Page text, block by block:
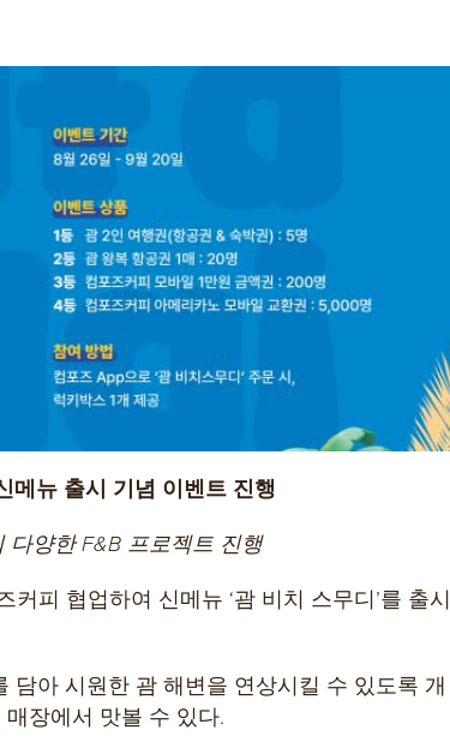
메뉴 출시 기념 이벤트 진행
다양한 F&B 프로젝트 진행
피 협업하여 신메뉴 ‘괌 비치 스무디’를 출시
담아 시원한 괌 해변을 연상시킬 수 있도록 개
장에서 맛볼 수 있다.